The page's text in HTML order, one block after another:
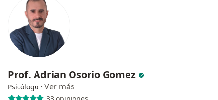
Prof. Adrian Osorio Gomez
Psicólogo · Ver más